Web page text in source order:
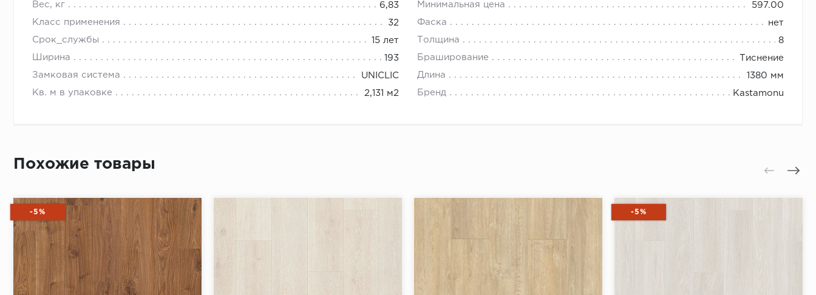
Вес, кг 6,83 Минимальная цена 597.00
Класс применения 32 Фаска нет
Срок_службы 15 лет Толщина 8
Ширина 193 Браширование Тиснение
Замковая система UNICLIC Длина 1380 мм
Кв. м в упаковке 2,131 м2 Бренд Kastamonu
Чтобы избежать недоразумений при приемке товара посмотрите данный продукт на витрине в нашем салоне напольных покрытий, либо в другом магазине
Толщина 8 мм
Количество половиц в упаковке 8 шт
Количество упаковок на палете 60 шт
Вес палеты брутто 898,6 кг
Система замка UNICLIC
Структура поверхности Т (рустикальная)
Похожие товары
-5% -5%